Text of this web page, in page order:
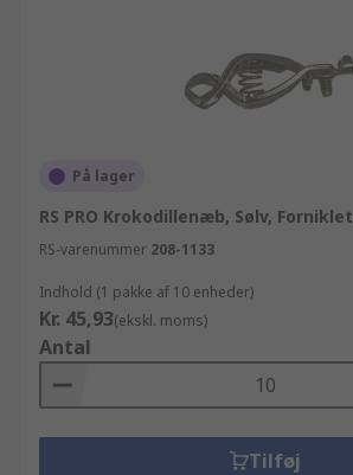
På lager
RS PRO Krokodillenæb, Sølv,
RS-varenummer 208-1133
Indhold (1 pakke af 10 enheder)
Kr. 45,93(ekskl. moms)
Antal
Tilføj